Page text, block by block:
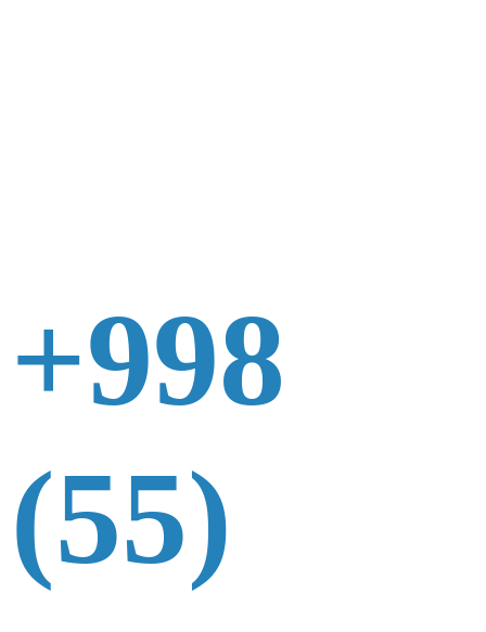
+998
(55)